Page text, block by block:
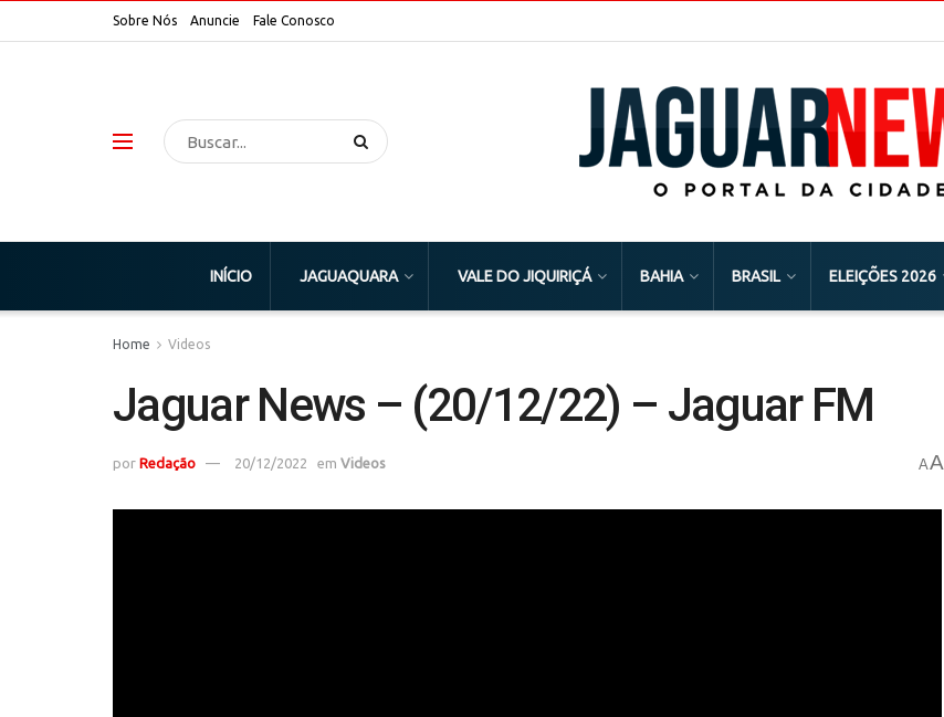
Sobre Nós Anuncie Fale Conosco
INÍCIO JAGUAQUARA VALE DO JIQUIRIÇÁ BAHIA BRASIL ELEIÇÕES 2026
Home Videos
Jaguar News – (20/12/22) – Jaguar FM
por Redação 20/12/2022 em Videos AA